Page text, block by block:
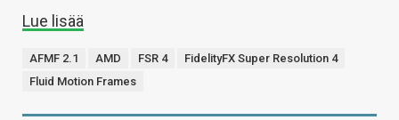
Lue lisää
AFMF 2.1 AMD FSR 4
FidelityFX Super Resolution 4
Fluid Motion Frames